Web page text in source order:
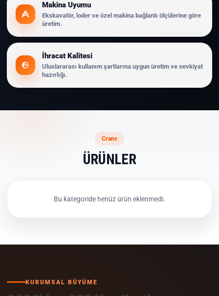
Makina Uyumu
Ekskavatör, loder ve özel makina bağlantı ölçülerine göre
üretim.
İhracat Kalitesi
Uluslararası kullanım şartlarına uygun üretim ve sevkiyat
hazırlığı.
Cranc
ÜRÜNLER
Bu kategoride henüz ürün eklenmedi.
KURUMSAL BÜYÜME